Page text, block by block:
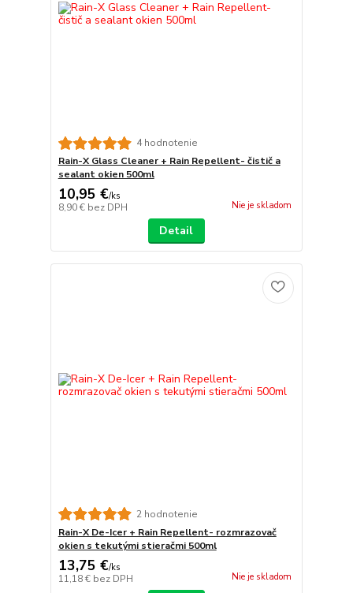
4 hodnotenie
Rain-X Glass Cleaner + Rain Repellent- čistič a
sealant okien 500ml
10,95 €/ks
8,90 € bez DPH Nie je skladom
Detail
2 hodnotenie
Rain-X De-Icer + Rain Repellent- rozmrazovač
okien s tekutými stieračmi 500ml
13,75 €/ks
11,18 € bez DPH Nie je skladom